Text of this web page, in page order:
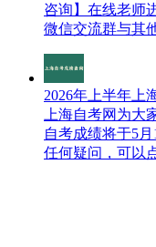
咨询】​在线老师
微信交流群与其
2026年上半年上
上海自考网为大
自考成绩将于5
任何疑问，可以